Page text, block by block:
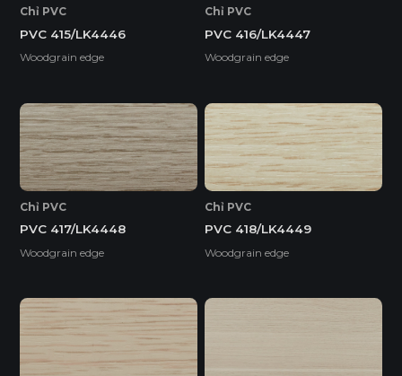
Chỉ PVC
PVC 415/LK4446
Woodgrain edge
Chỉ PVC
PVC 416/LK4447
Woodgrain edge
Chỉ PVC
PVC 417/LK4448
Woodgrain edge
Chỉ PVC
PVC 418/LK4449
Woodgrain edge